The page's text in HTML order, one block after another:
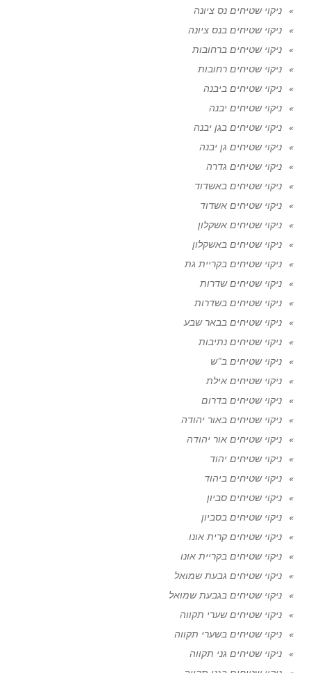
ניקוי שטיחים נס ציונה
ניקוי שטיחים בנס ציונה
ניקוי שטיחים ברחובות
ניקוי שטיחים רחובות
ניקוי שטיחים ביבנה
ניקוי שטיחים יבנה
ניקוי שטיחים בגן יבנה
ניקוי שטיחים גן יבנה
ניקוי שטיחים גדרה
ניקוי שטיחים באשדוד
ניקוי שטיחים אשדוד
ניקוי שטיחים אשקלון
ניקוי שטיחים באשקלון
ניקוי שטיחים בקריית גת
ניקוי שטיחים שדרות
ניקוי שטיחים בשדרות
ניקוי שטיחים בבאר שבע
ניקוי שטיחים נתיבות
ניקוי שטיחים ב"ש
ניקוי שטיחים אילת
ניקוי שטיחים בדרום
ניקוי שטיחים באור יהודה
ניקוי שטיחים אור יהודה
ניקוי שטיחים יהוד
ניקוי שטיחים ביהוד
ניקוי שטיחים סביון
ניקוי שטיחים בסביון
ניקוי שטיחים קרית אונו
ניקוי שטיחים בקריית אונו
ניקוי שטיחים גבעת שמואל
ניקוי שטיחים בגבעת שמואל
ניקוי שטיחים שערי תקווה
ניקוי שטיחים בשערי תקווה
ניקוי שטיחים גני תקווה